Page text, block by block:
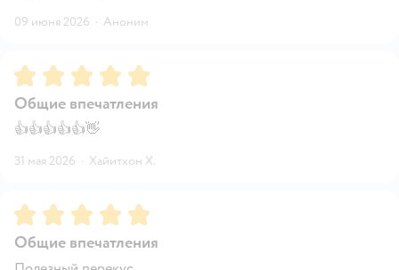
09 июня 2026 · Аноним
Рейтинг:5
Общие впечатления
👍👍👍👍👍👋
31 мая 2026 · Хайитхон Х.
Рейтинг:5
Общие впечатления